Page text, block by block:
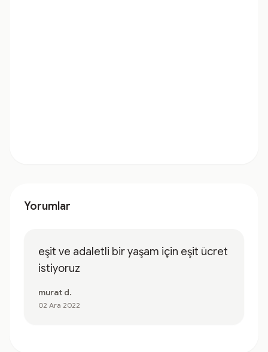
Yorumlar
eşit ve adaletli bir yaşam için eşit ücret
istiyoruz
murat d.
02 Ara 2022